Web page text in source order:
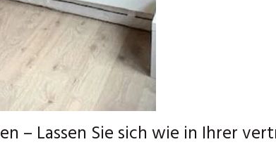
– Lassen Sie sich wie in Ihrer